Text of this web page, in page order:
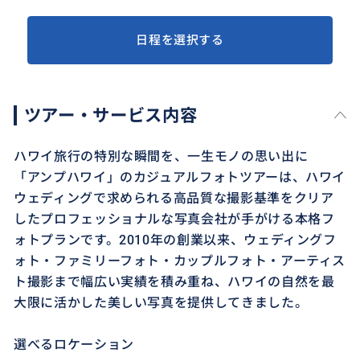
日程を選択する
ツアー・サービス内容
ハワイ旅行の特別な瞬間を、一生モノの思い出に
「アンプハワイ」のカジュアルフォトツアーは、ハワイ
ウェディングで求められる高品質な撮影基準をクリア
したプロフェッショナルな写真会社が手がける本格フ
ォトプランです。2010年の創業以来、ウェディングフ
ォト・ファミリーフォト・カップルフォト・アーティス
ト撮影まで幅広い実績を積み重ね、ハワイの自然を最
大限に活かした美しい写真を提供してきました。
選べるロケーション